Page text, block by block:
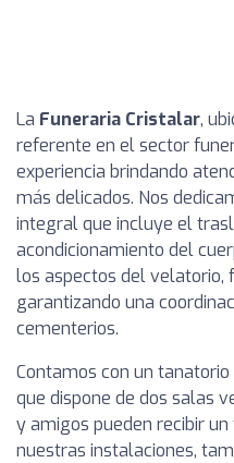
La Funeraria Cristalar,
referente en el sector
experiencia brindando
más delicados. Nos
integral que incluye el
acondicionamiento del
los aspectos del velatorio,
garantizando una
cementerios.
Contamos con un
que dispone de dos salas
y amigos pueden recibir
nuestras instalaciones,